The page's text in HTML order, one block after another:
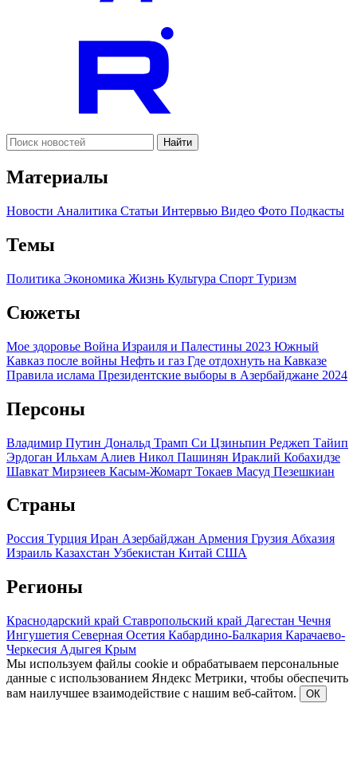
Найти
Материалы
Новости Аналитика Статьи Интервью Видео Фото Подкасты
Темы
Политика Экономика Жизнь Культура Спорт Туризм
Сюжеты
Мое здоровье Война Израиля и Палестины 2023 Южный
Кавказ после войны Нефть и газ Где отдохнуть на Кавказе
Правила ислама Президентские выборы в Азербайджане 2024
Персоны
Владимир Путин Дональд Трамп Си Цзиньпин Реджеп Тайип
Эрдоган Ильхам Алиев Никол Пашинян Ираклий Кобахидзе
Шавкат Мирзиеев Касым-Жомарт Токаев Масуд Пезешкиан
Страны
Россия Турция Иран Азербайджан Армения Грузия Абхазия
Израиль Казахстан Узбекистан Китай США
Регионы
Краснодарский край Ставропольский край Дагестан Чечня
Ингушетия Северная Осетия Кабардино-Балкария Карачаево-
Черкесия Адыгея Крым
Мы используем файлы cookie и обрабатываем персональные
данные с использованием Яндекс Метрики, чтобы обеспечить
вам наилучшее взаимодействие с нашим веб-сайтом.
ОК